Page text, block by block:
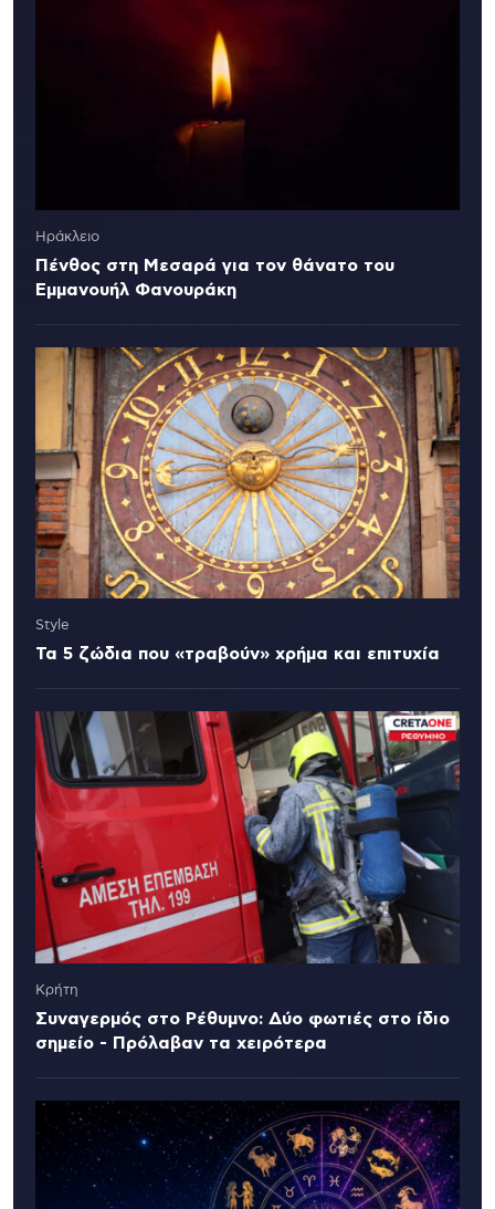
Ηράκλειο
Πένθος στη Μεσαρά για τον θάνατο του
Εμμανουήλ Φανουράκη
Style
Τα 5 ζώδια που «τραβούν» χρήμα και επιτυχία
Κρήτη
Συναγερμός στο Ρέθυμνο: Δύο φωτιές στο ίδιο
σημείο - Πρόλαβαν τα χειρότερα